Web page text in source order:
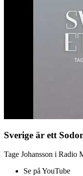
Sverige är ett
Tage Johansson i Radio
Se på YouTube